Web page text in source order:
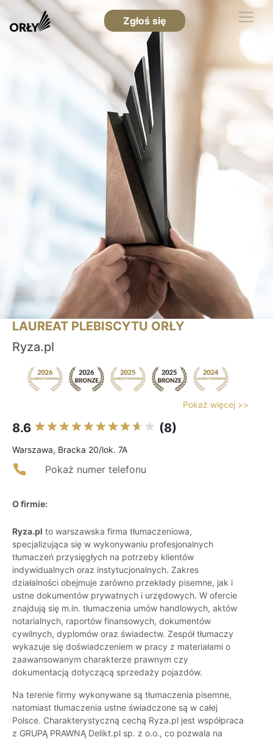
Zgłoś się
LAUREAT PLEBISCYTU ORŁY
Ryza.pl
Pokaż więcej >>
8.6 (8)
Warszawa, Bracka 20/lok. 7A
Pokaż numer telefonu
O firmie:
Ryza.pl to warszawska firma tłumaczeniowa,
specjalizująca się w wykonywaniu profesjonalnych
tłumaczeń przysięgłych na potrzeby klientów
indywidualnych oraz instytucjonalnych. Zakres
działalności obejmuje zarówno przekłady pisemne, jak i
ustne dokumentów prywatnych i urzędowych. W ofercie
znajdują się m.in. tłumaczenia umów handlowych, aktów
notarialnych, raportów finansowych, dokumentów
cywilnych, dyplomów oraz świadectw. Zespół tłumaczy
wykazuje się doświadczeniem w pracy z materiałami o
zaawansowanym charakterze prawnym czy
dokumentacją dotyczącą sprzedaży pojazdów.
Na terenie firmy wykonywane są tłumaczenia pisemne,
natomiast tłumaczenia ustne świadczone są w całej
Polsce. Charakterystyczną cechą Ryza.pl jest współpraca
z GRUPĄ PRAWNĄ Delikt.pl sp. z o.o., co pozwala na